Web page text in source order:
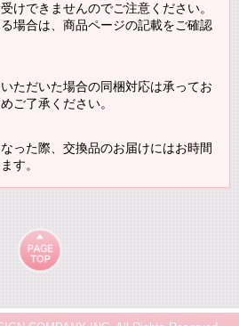
けできませんのでご注意ください。
場合は、商品ページの記載をご確認
ただいた場合の同梱対応は承ってお
ご了承ください。
った際、交換品のお届けにはお時間
す。